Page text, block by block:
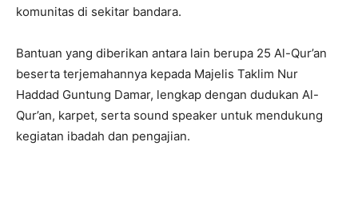
komunitas di sekitar bandara.
Bantuan yang diberikan antara lain berupa 25 Al-Qur’an
beserta terjemahannya kepada Majelis Taklim Nur
Haddad Guntung Damar, lengkap dengan dudukan Al-
Qur’an, karpet, serta sound speaker untuk mendukung
kegiatan ibadah dan pengajian.